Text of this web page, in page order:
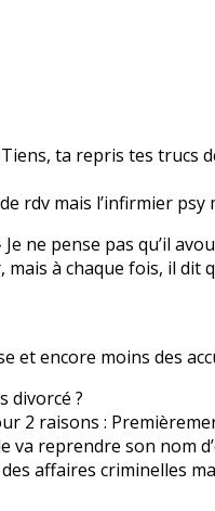
ta repris tes trucs
mais l’infirmier psy
ne pense pas qu’il
à chaque fois, il dit
et encore moins des
divorcé ?
2 raisons :
reprendre son nom
affaires criminelles